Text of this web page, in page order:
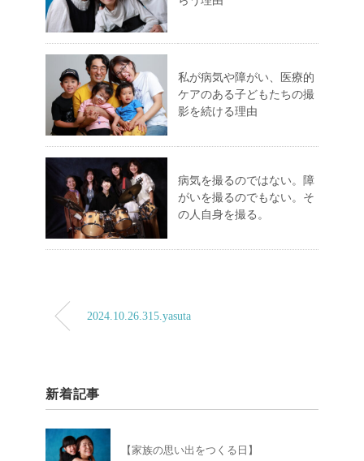
私が病気や障がい、医療的
ケアのある子どもたちの撮
影を続ける理由
病気を撮るのではない。障
がいを撮るのでもない。そ
の人自身を撮る。
2024.10.26.315.yasuta
新着記事
【家族の思い出をつくる日】